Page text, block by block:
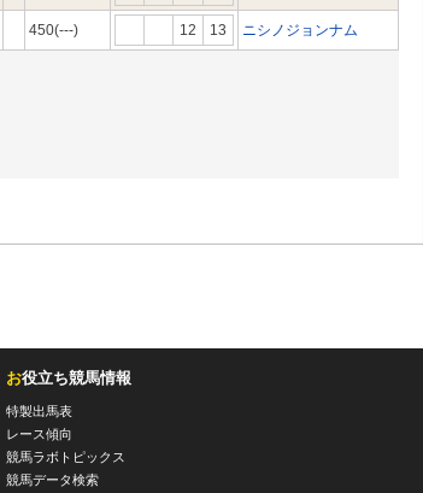
450(---) 12 13 ニシノジョンナム
お役立ち競馬情報
特製出馬表
レース傾向
競馬ラボトピックス
競馬データ検索